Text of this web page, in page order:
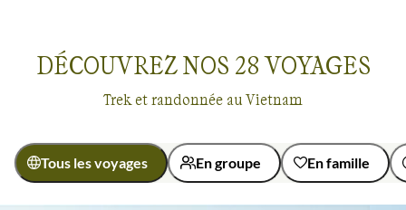
La route Mandarine reliait jadis les principales villes du pays,
parcourir avec un guide, à vélo. Saigon enfin, est une ville
résolument tournée vers l’avenir mais qui pour autant ne
DÉCOUVREZ NOS 28VOYAGES
Trek et randonnée au Vietnam
Tous les voyages En groupe En famille